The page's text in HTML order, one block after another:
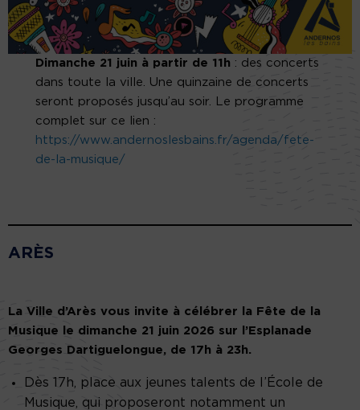
Dimanche 21 juin à partir de 11h : des concerts
dans toute la ville. Une quinzaine de concerts
seront proposés jusqu’au soir. Le programme
complet sur ce lien :
https://www.andernoslesbains.fr/agenda/fete-
de-la-musique/
ARÈS
La Ville d’Arès vous invite à célébrer la Fête de la
Musique le dimanche 21 juin 2026 sur l’Esplanade
Georges Dartiguelongue, de 17h à 23h.
Dès 17h, place aux jeunes talents de l’École de
Musique, qui proposeront notamment un